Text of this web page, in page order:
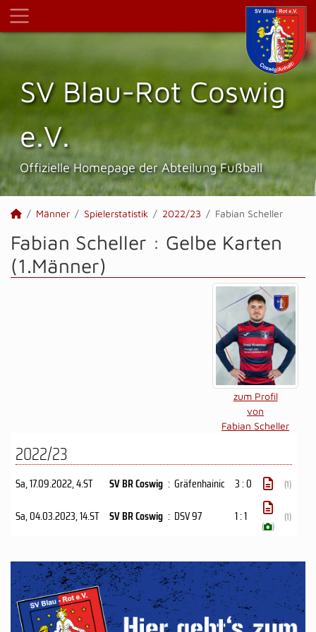
SV Blau-Rot Coswig
e.V.
Offizielle Homepage der Abteilung Fußball
Männer Spielerstatistik 2022/23 Fabian Scheller
Fabian Scheller : Gelbe Karten
(1.Männer)
zum Profil
von
Fabian Scheller
2022/23
Sa, 17.09.2022, 4.ST SV BR Coswig : Gräfenhainic 3 : 0 (1)
Sa, 04.03.2023, 14.ST SV BR Coswig : DSV 97 1 : 1
( )
(1)